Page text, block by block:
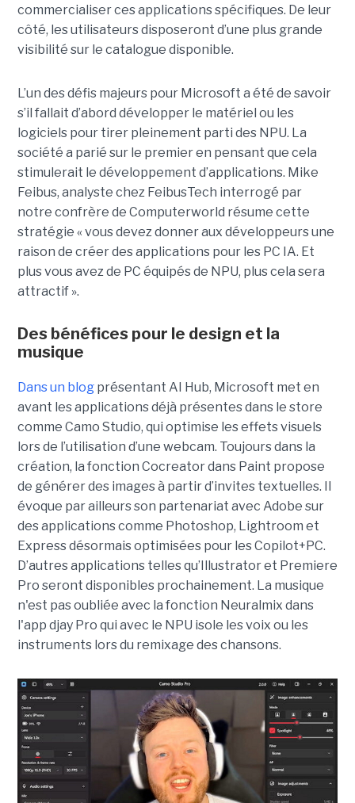
commercialiser ces applications spécifiques. De leur
côté, les utilisateurs disposeront d’une plus grande
visibilité sur le catalogue disponible.
L’un des défis majeurs pour Microsoft a été de savoir
s’il fallait d’abord développer le matériel ou les
logiciels pour tirer pleinement parti des NPU. La
société a parié sur le premier en pensant que cela
stimulerait le développement d’applications. Mike
Feibus, analyste chez FeibusTech interrogé par
notre confrère de Computerworld résume cette
stratégie « vous devez donner aux développeurs une
raison de créer des applications pour les PC IA. Et
plus vous avez de PC équipés de NPU, plus cela sera
attractif ».
Des bénéfices pour le design et la
musique
Dans un blogprésentant AI Hub, Microsoft met en
avant les applications déjà présentes dans le store
comme Camo Studio, qui optimise les effets visuels
lors de l’utilisation d’une webcam. Toujours dans la
création, la fonction Cocreator dans Paint propose
de générer des images à partir d’invites textuelles. Il
évoque par ailleurs son partenariat avec Adobe sur
des applications comme Photoshop, Lightroom et
Express désormais optimisées pour les Copilot+PC.
D’autres applications telles qu’Illustrator et Premiere
Pro seront disponibles prochainement. La musique
n'est pas oubliée avec la fonction Neuralmix dans
l'app djay Pro qui avec le NPU isole les voix ou les
instruments lors du remixage des chansons.